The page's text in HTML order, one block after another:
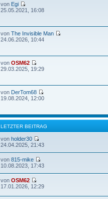
von Egi
25.05.2021, 16:08
vonThe Invisible Man
24.06.2026, 10:44
vonOSM62
29.03.2025, 19:29
von DerTom68
19.08.2024, 12:00
LETZTER BEITRAG
vonholder30
24.04.2025, 21:43
von815-mike
10.08.2023, 17:43
vonOSM62
17.01.2026, 12:29